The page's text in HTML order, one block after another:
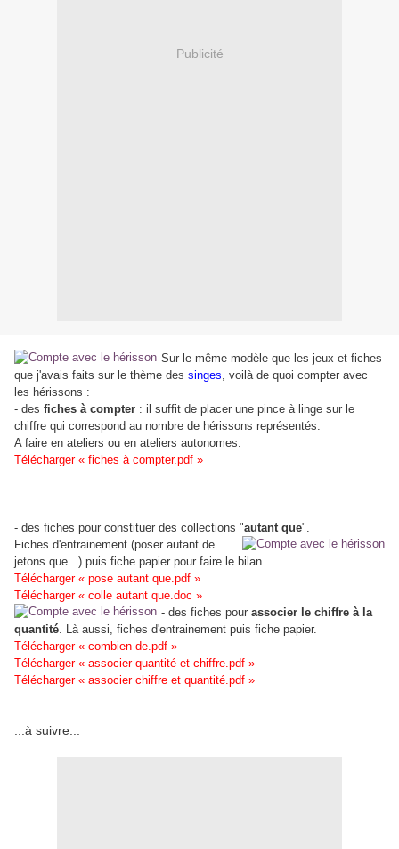
Publicité
Sur le même modèle que les jeux et fiches
que j'avais faits sur le thème des singes, voilà de quoi compter avec
les hérissons :
- des fiches à compter : il suffit de placer une pince à linge sur le
chiffre qui correspond au nombre de hérissons représentés.
A faire en ateliers ou en ateliers autonomes.
Télécharger « fiches à compter.pdf »
- des fiches pour constituer des collections "autant que".
Fiches d'entrainement (poser autant de
jetons que...) puis fiche papier pour faire le bilan.
Télécharger « pose autant que.pdf »
Télécharger « colle autant que.doc »
- des fiches pour associer le chiffre à la
quantité. Là aussi, fiches d'entrainement puis fiche papier.
Télécharger « combien de.pdf »
Télécharger « associer quantité et chiffre.pdf »
Télécharger « associer chiffre et quantité.pdf »
...à suivre...